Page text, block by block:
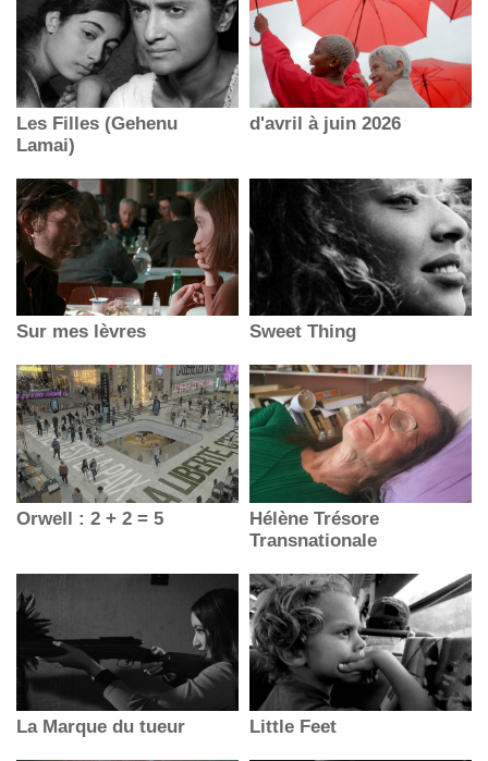
Les Filles (Gehenu
Lamai)
d'avril à juin 2026
Sur mes lèvres Sweet Thing
Orwell : 2 + 2 = 5
Hélène Trésore
Transnationale
La Marque du tueur Little Feet